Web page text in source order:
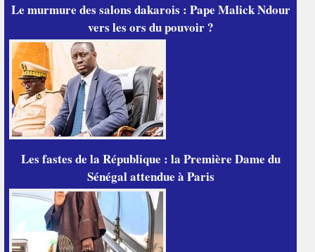
Le murmure des salons dakarois : Pape Malick Ndour
vers les ors du pouvoir ?
Les fastes de la République : la Première Dame du
Sénégal attendue à Paris